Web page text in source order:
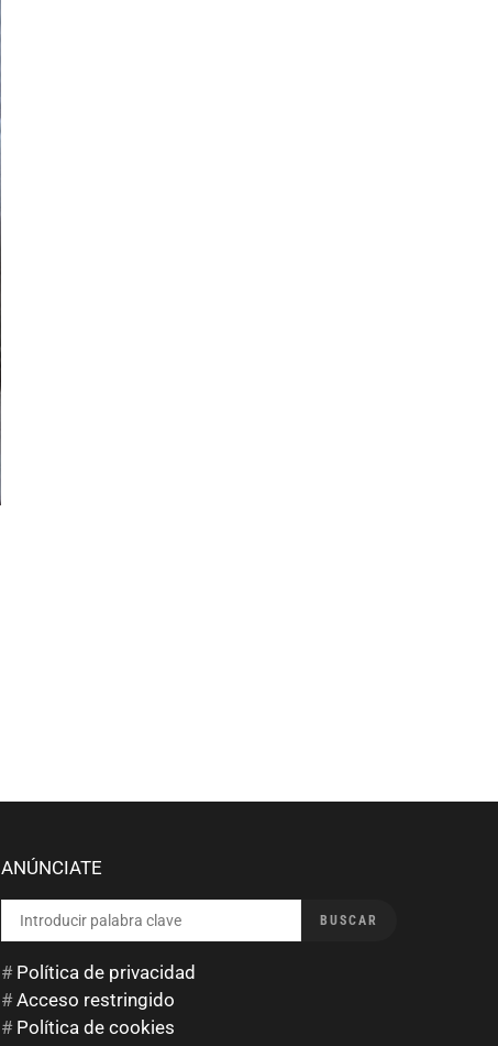
ANÚNCIATE
BUSCAR
# Política de privacidad
#Acceso restringido
# Política de cookies